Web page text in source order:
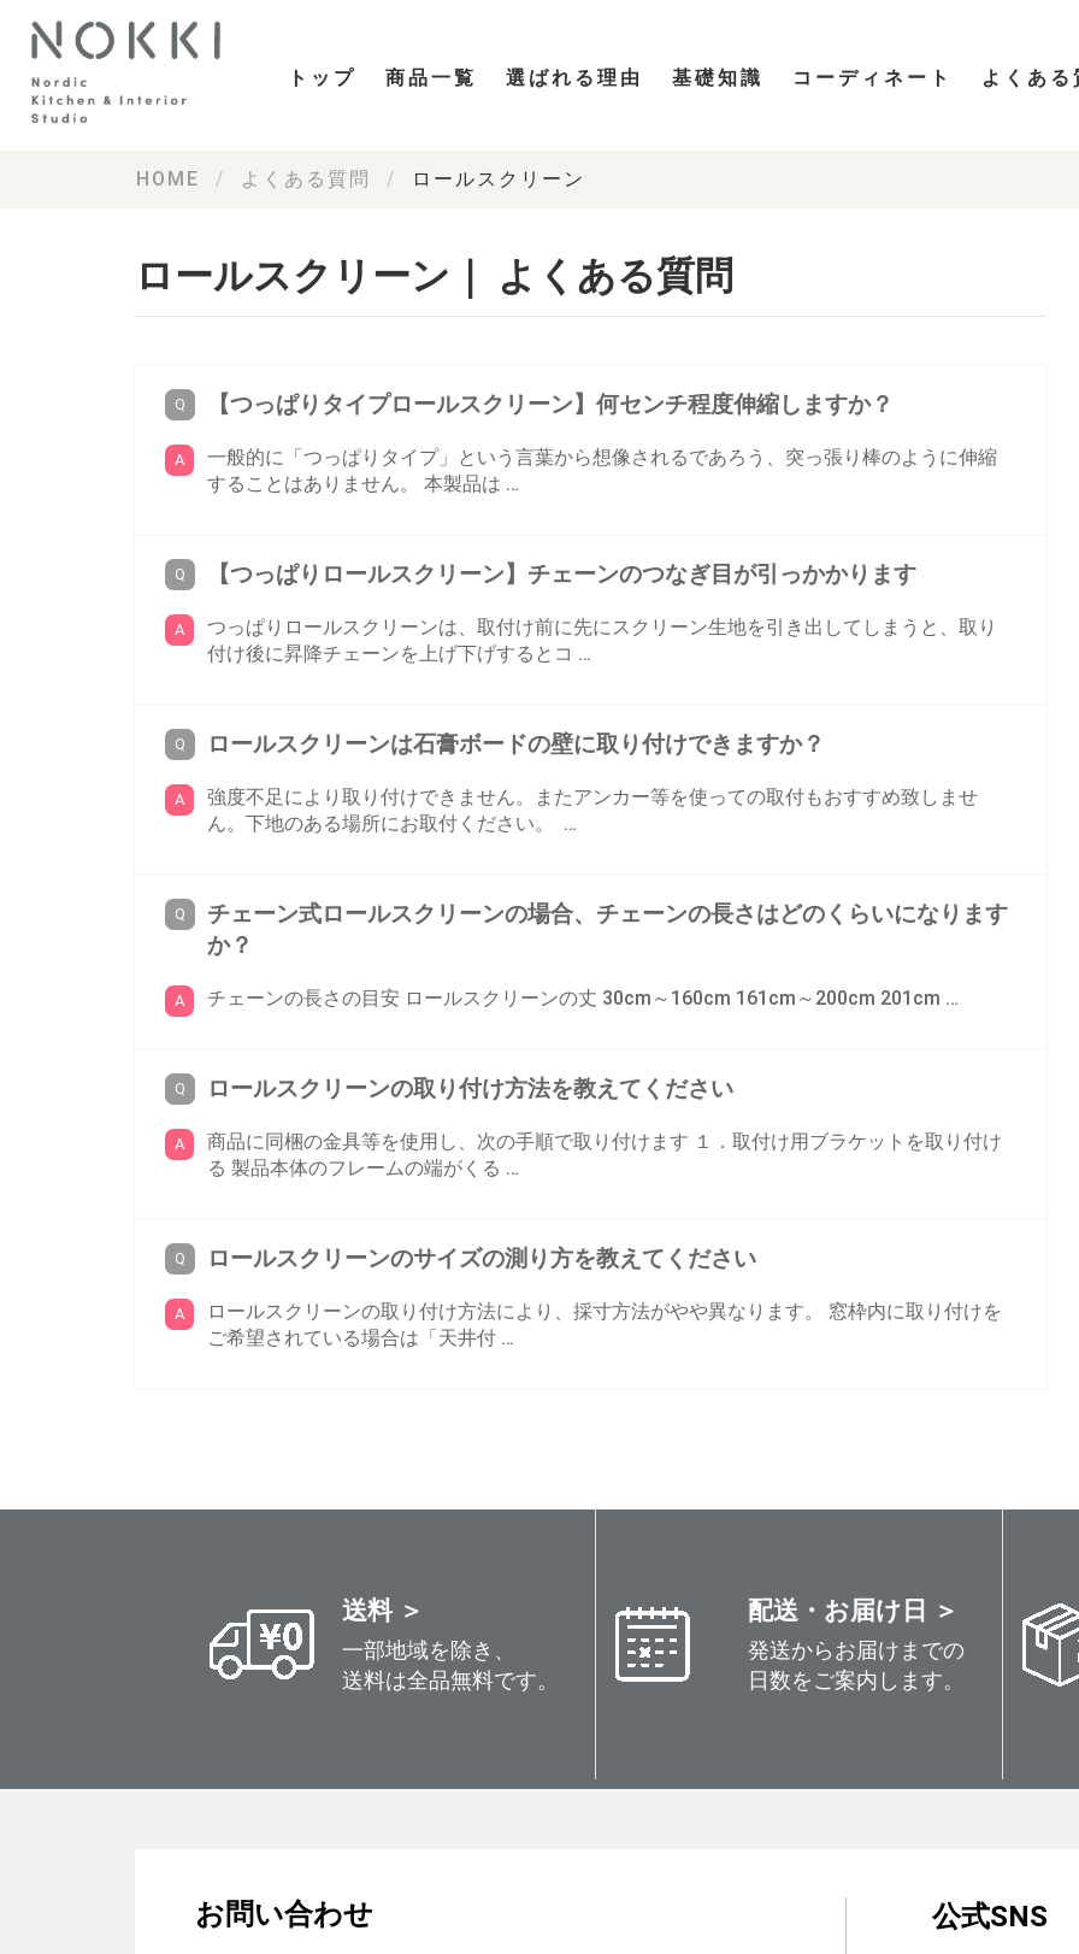
トップ 商品一覧 選ばれる理由 基礎知識 コーディネート よくある
HOME よくある質問 ロールスクリーン
ロールスクリーン｜ よくある質問
【つっぱりタイプロールスクリーン】何センチ程度伸縮しますか？
一般的に「つっぱりタイプ」という言葉から想像されるであろう、突っ張り棒のように伸縮
することはありません。 本製品は …
【つっぱりロールスクリーン】チェーンのつなぎ目が引っかかります
つっぱりロールスクリーンは、取付け前に先にスクリーン生地を引き出してしまうと、取り
付け後に昇降チェーンを上げ下げするとコ …
ロールスクリーンは石膏ボードの壁に取り付けできますか？
強度不足により取り付けできません。またアンカー等を使っての取付もおすすめ致しませ
ん。下地のある場所にお取付ください。 …
チェーン式ロールスクリーンの場合、チェーンの長さはどのくらいになります
か？
チェーンの長さの目安 ロールスクリーンの丈 30cm～160cm 161cm～200cm 201cm …
ロールスクリーンの取り付け方法を教えてください
商品に同梱の金具等を使用し、次の手順で取り付けます １．取付け用ブラケットを取り付け
る 製品本体のフレームの端がくる …
ロールスクリーンのサイズの測り方を教えてください
ロールスクリーンの取り付け方法により、採寸方法がやや異なります。 窓枠内に取り付けを
ご希望されている場合は「天井付 …
送料 ＞
一部地域を除き、
送料は全品無料です。
配送・お届け日 ＞
発送からお届けまでの
日数をご案内します。
お問い合わせ 公式SNS